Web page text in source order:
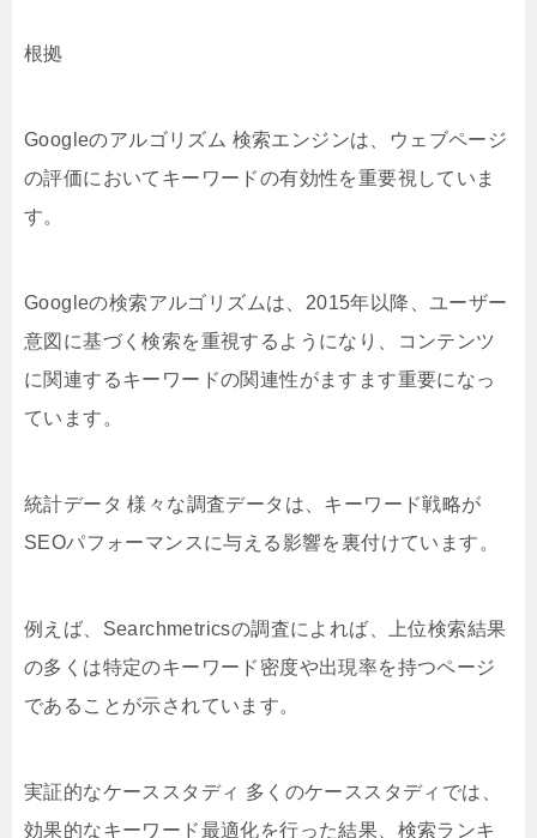
根拠
Googleのアルゴリズム 検索エンジンは、ウェブページ
の評価においてキーワードの有効性を重要視していま
す。
Googleの検索アルゴリズムは、2015年以降、ユーザー
意図に基づく検索を重視するようになり、コンテンツ
に関連するキーワードの関連性がますます重要になっ
ています。
統計データ 様々な調査データは、キーワード戦略が
SEOパフォーマンスに与える影響を裏付けています。
例えば、Searchmetricsの調査によれば、上位検索結果
の多くは特定のキーワード密度や出現率を持つページ
であることが示されています。
実証的なケーススタディ 多くのケーススタディでは、
効果的なキーワード最適化を行った結果、検索ランキ